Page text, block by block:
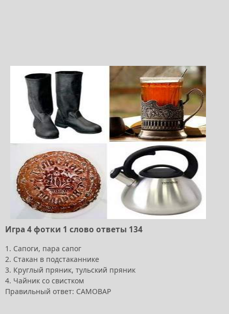
Игра 4 фотки 1 слово ответы 134
1. Сапоги, пара сапог
2. Стакан в подстаканнике
3. Круглый пряник, тульский пряник
4. Чайник со свистком
Правильный ответ: САМОВАР